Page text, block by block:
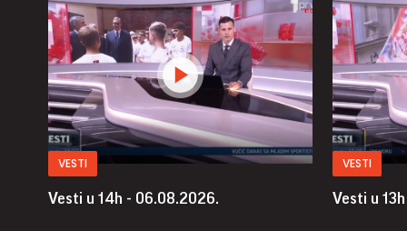
VESTI
Vesti u 14h - 06.08.2026.
VESTI
Vesti u